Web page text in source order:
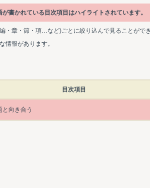
書かれている目次項目はハイライトされています。
・章・節・項…など)ごとに絞り込んで見ることがで
情報があります。
目次項目
と向き合う